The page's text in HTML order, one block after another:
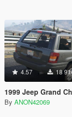
4.57 18
1999 Jeep Grand Cherokee (WJ)
By ANON42069